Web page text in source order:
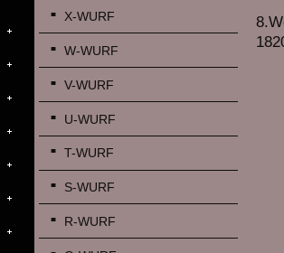
X-WURF
W-WURF
V-WURF
U-WURF
T-WURF
S-WURF
R-WURF